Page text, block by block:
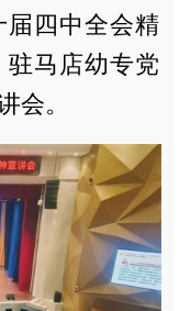
届四中全会精
马店幼专党
会。